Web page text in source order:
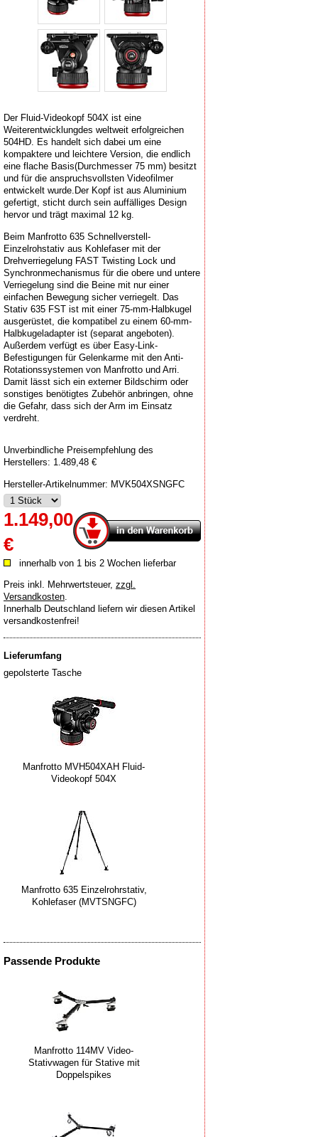
Der Fluid-Videokopf 504X ist eine
Weiterentwicklungdes weltweit erfolgreichen
504HD. Es handelt sich dabei um eine
kompaktere und leichtere Version, die endlich
eine flache Basis(Durchmesser 75 mm) besitzt
und für die anspruchsvollsten Videofilmer
entwickelt wurde.Der Kopf ist aus Aluminium
gefertigt, sticht durch sein auffälliges Design
hervor und trägt maximal 12 kg.
Beim Manfrotto 635 Schnellverstell-
Einzelrohstativ aus Kohlefaser mit der
Drehverriegelung FAST Twisting Lock und
Synchronmechanismus für die obere und untere
Verriegelung sind die Beine mit nur einer
einfachen Bewegung sicher verriegelt. Das
Stativ 635 FST ist mit einer 75-mm-Halbkugel
ausgerüstet, die kompatibel zu einem 60-mm-
Halbkugeladapter ist (separat angeboten).
Außerdem verfügt es über Easy-Link-
Befestigungen für Gelenkarme mit den Anti-
Rotationssystemen von Manfrotto und Arri.
Damit lässt sich ein externer Bildschirm oder
sonstiges benötigtes Zubehör anbringen, ohne
die Gefahr, dass sich der Arm im Einsatz
verdreht.
Unverbindliche Preisempfehlung des
Herstellers: 1.489,48 €
Hersteller-Artikelnummer: MVK504XSNGFC
1.149,00
€
innerhalb von 1 bis 2 Wochen lieferbar
Preis inkl. Mehrwertsteuer, zzgl.
Versandkosten
Innerhalb Deutschland liefern wir diesen Artikel
versandkostenfrei!
Lieferumfang
gepolsterte Tasche
Manfrotto MVH504XAH Fluid-
Videokopf 504X
Manfrotto 635 Einzelrohrstativ,
Kohlefaser (MVTSNGFC)
Passende Produkte
Manfrotto 114MV Video-
Stativwagen für Stative mit
Doppelspikes